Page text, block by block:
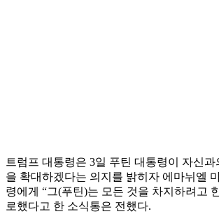
트럼프 대통령은 3일 푸틴 대통령이 자신
을 확대하겠다는 의지를 밝히자 에마뉘엘
령에게 “그(푸틴)는 모든 것을 차지하려고
로했다고 한 소식통은 전했다.